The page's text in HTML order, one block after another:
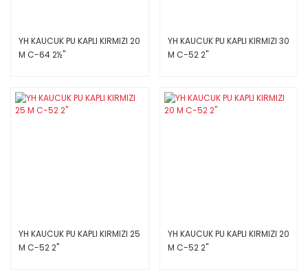
YH KAUCUK PU KAPLI KIRMIZI 20
M C-64 2½''
YH KAUCUK PU KAPLI KIRMIZI 30
M C-52 2''
YH KAUCUK PU KAPLI KIRMIZI 25
M C-52 2''
YH KAUCUK PU KAPLI KIRMIZI 20
M C-52 2''